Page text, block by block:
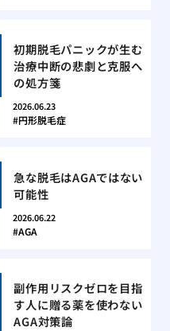
初期脱毛パニックが生む
治療中断の悲劇と克服へ
の処方箋
2026.06.23
円形脱毛症
急な脱毛はAGAではない
可能性
2026.06.22
AGA
副作用リスクゼロを目指
す人に贈る薬を使わない
AGA対策論